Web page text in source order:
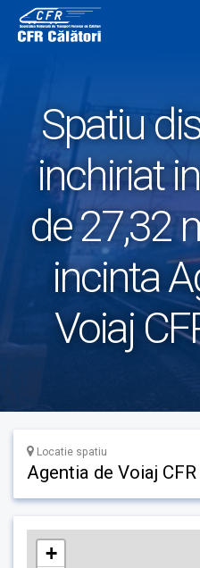
content
Spatiu
inchiriat
de 27,32
incinta
Voiaj
Locatie spatiu
Agentia de Voiaj
+